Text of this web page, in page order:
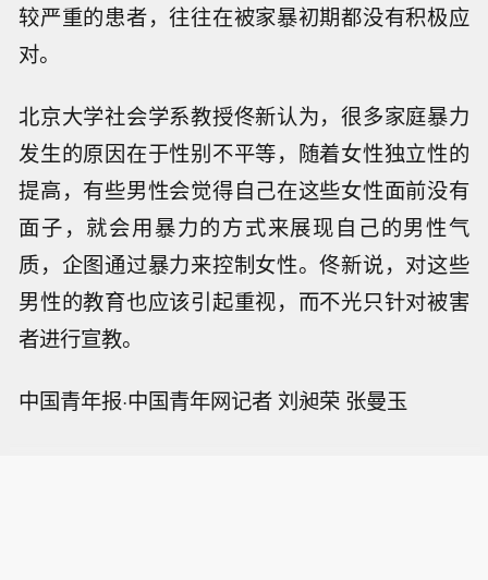
较严重的患者，往往在被家暴初期都没有积极应
对。
北京大学社会学系教授佟新认为，很多家庭暴力
发生的原因在于性别不平等，随着女性独立性的
提高，有些男性会觉得自己在这些女性面前没有
面子，就会用暴力的方式来展现自己的男性气
质，企图通过暴力来控制女性。佟新说，对这些
男性的教育也应该引起重视，而不光只针对被害
者进行宣教。
中国青年报·中国青年网记者 刘昶荣 张曼玉